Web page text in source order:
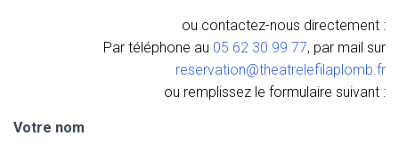
ou contactez-nous directement :
Par téléphone au 05 62 30 99 77, par mail sur
reservation@theatrelefilaplomb.fr
ou remplissez le formulaire suivant :
Votre nom